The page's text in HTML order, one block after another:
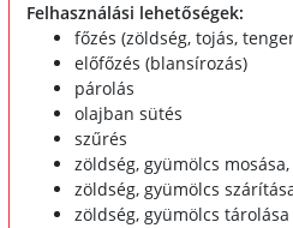
Felhasználási lehetőségek:
főzés (zöldség, tojás,
előfőzés (blansírozás)
párolás
olajban sütés
szűrés
zöldség, gyümölcs
zöldség, gyümölcs
zöldség, gyümölcs tárolása